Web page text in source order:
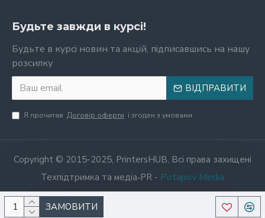
ЗАМОВИТИ
Будьте завжди в курсі!
Будьте в курсі новин та акцій, підписавшись на нашу
розсилку
ВІДПРАВИТИ
Я прочитав Договір оферти і згоден з умовами
Copyright © 2015-2025, PrintersHUB, Всі права захищені
Техпідтримка та медіа‑PR - Potapov Media